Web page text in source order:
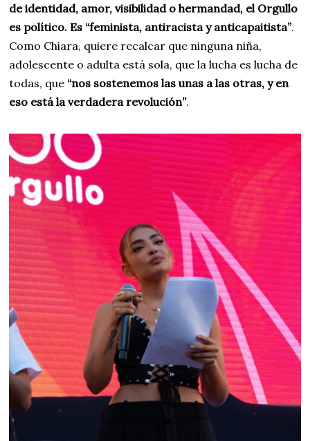
de identidad, amor, visibilidad o hermandad, el Orgullo
es político. Es “feminista, antiracista y anticapaitista”.
Como Chiara, quiere recalcar que ninguna niña,
adolescente o adulta está sola, que la lucha es lucha de
todas, que “nos sostenemos las unas a las otras, y en
eso está la verdadera revolución”.